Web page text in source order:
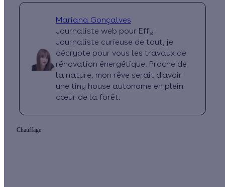
Mariana Gonçalves
Journaliste web pour Effy
Journaliste curieuse de tout, je
décrypte pour vous les travaux de
rénovation énergétique. Proche de
la nature, mon rêve serait d'avoir
une tiny house autonome en plein
cœur de la forêt.
Chauffage